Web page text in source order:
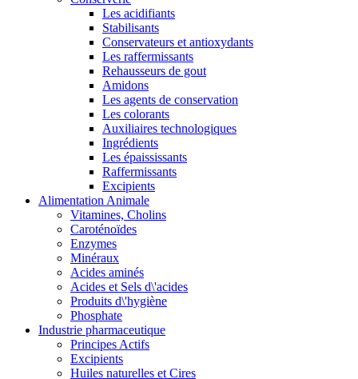
Les acidifiants
Stabilisants
Conservateurs et antioxydants
Les raffermissants
Rehausseurs de gout
Amidons
Les agents de conservation
Les colorants
Auxiliaires technologiques
Ingrédients
Les épaississants
Raffermissants
Excipients
Alimentation Animale
Vitamines, Cholins
Caroténoïdes
Enzymes
Minéraux
Acides aminés
Acides et Sels d\'acides
Produits d\'hygiène
Phosphate
Industrie pharmaceutique
Principes Actifs
Excipients
Huiles naturelles et Cires